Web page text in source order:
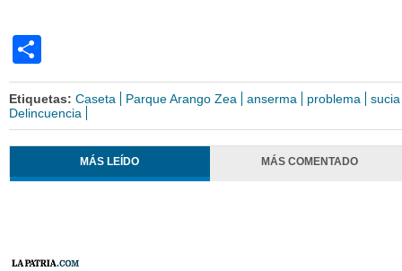
Etiquetas: Caseta Parque Arango Zea anserma problema
sucia
Delincuencia
MÁS LEÍDO MÁS COMENTADO